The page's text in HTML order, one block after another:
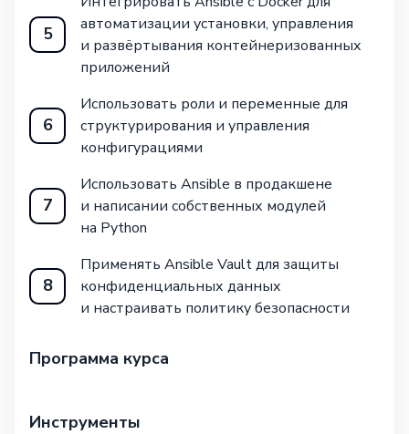
5
автоматизации установки, управления
и развёртывания контейнеризованных
приложений
6
Использовать роли и переменные для
структурирования и управления
конфигурациями
7
Использовать Ansible в продакшене
и написании собственных модулей
на Python
8
Применять Ansible Vault для защиты
конфиденциальных данных
и настраивать политику безопасности
Программа курса
Инструменты